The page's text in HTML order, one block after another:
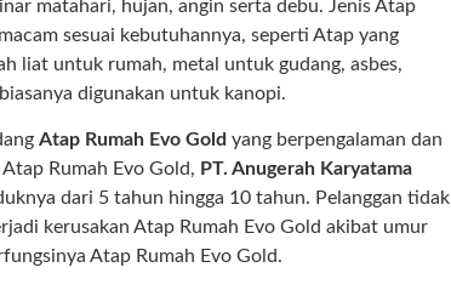
matahari, hujan, angin serta debu. Jenis Atap
sesuai kebutuhannya, seperti Atap yang
liat untuk rumah, metal untuk gudang, asbes,
digunakan untuk kanopi.
Atap Rumah Evo Gold yang berpengalaman dan
Rumah Evo Gold, PT. Anugerah Karyatama
dari 5 tahun hingga 10 tahun. Pelanggan tidak
kerusakan Atap Rumah Evo Gold akibat umur
Atap Rumah Evo Gold.